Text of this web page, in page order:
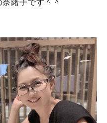
緒子です＾＾